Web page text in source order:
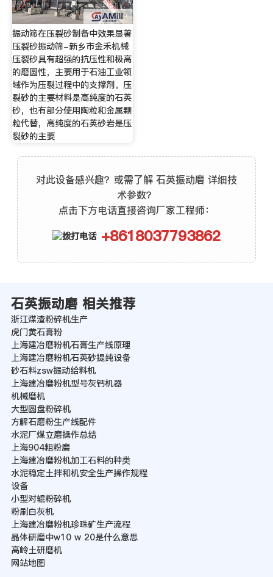
振动筛在压裂砂制备中效果显著
压裂砂振动筛-新乡市金禾机械
压裂砂具有超强的抗压性和极高
的磨圆性，主要用于石油工业领
域作为压裂过程中的支撑剂。压
裂砂的主要材料是高纯度的石英
砂，也有部分使用陶粒和金属颗
粒代替，高纯度的石英砂岩是压
裂砂的主要
对此设备感兴趣？或需了解 石英振动磨 详细技
术参数？
点击下方电话直接咨询厂家工程师：
+8618037793862
石英振动磨 相关推荐
浙江煤渣粉碎机生产
虎门黄石膏粉
上海建冶磨粉机石膏生产线原理
上海建冶磨粉机石英砂提纯设备
砂石料zsw振动给料机
上海建冶磨粉机型号灰钙机器
机械磨机
大型圆盘粉碎机
方解石磨粉生产线配件
水泥厂煤立磨操作总结
上海904粗粉磨
上海建冶磨粉机加工石料的种类
水泥稳定土拌和机安全生产操作规程
设备
小型对辊粉碎机
粉刷白灰机
上海建冶磨粉机珍珠矿生产流程
晶体研磨中w10 w 20是什么意思
高岭土研磨机
网站地图